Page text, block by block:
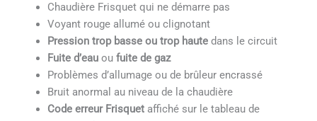
Chaudière Frisquet qui ne démarre pas
Voyant rouge allumé ou clignotant
Pression trop basse ou trop haute dans le circuit
Fuite d’eau oufuite de gaz
Problèmes d’allumage ou de brûleur encrassé
Bruit anormal au niveau de la chaudière
Code erreur Frisquet affiché sur le tableau de